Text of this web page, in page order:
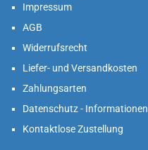
Impressum
AGB
Widerrufsrecht
Liefer- und Versandkosten
Zahlungsarten
Datenschutz - Informationen
Kontaktlose Zustellung